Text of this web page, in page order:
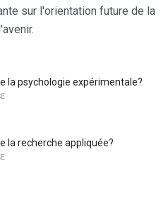
sur l'orientation future de la
la psychologie expérimentale?
la recherche appliquée?